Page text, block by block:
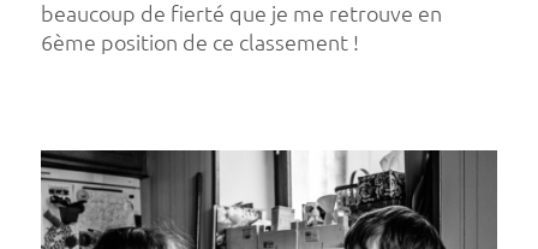
beaucoup de fierté que je me retrouve en
6ème position de ce classement !